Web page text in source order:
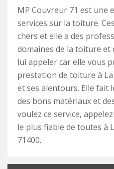
MP Couvreur 71 est une
services sur la toiture.
chers et elle a des
domaines de la toiture et
lui appeler car elle vous
prestation de toiture à
et ses alentours. Elle fait
des bons matériaux et
voulez ce service,
le plus fiable de toutes à
71400.